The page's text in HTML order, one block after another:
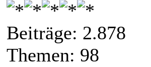
Beiträge: 2.878
Themen: 98